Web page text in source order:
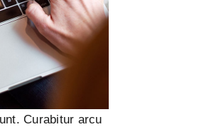
Curabitur arcu